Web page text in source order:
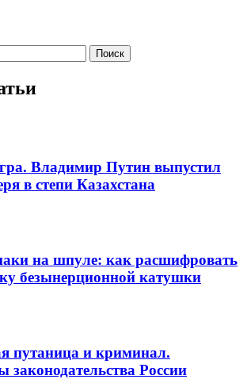
Владимир Путин выпустил
в степи Казахстана
на шпуле: как расшифровать
безынерционной катушки
путаница и криминал.
законодательства России